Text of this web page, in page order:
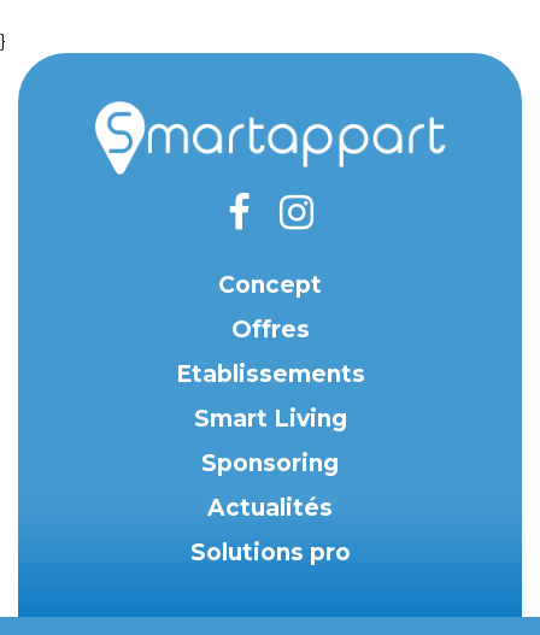
}
Concept
Offres
Etablissements
Smart Living
Sponsoring
Actualités
Solutions pro